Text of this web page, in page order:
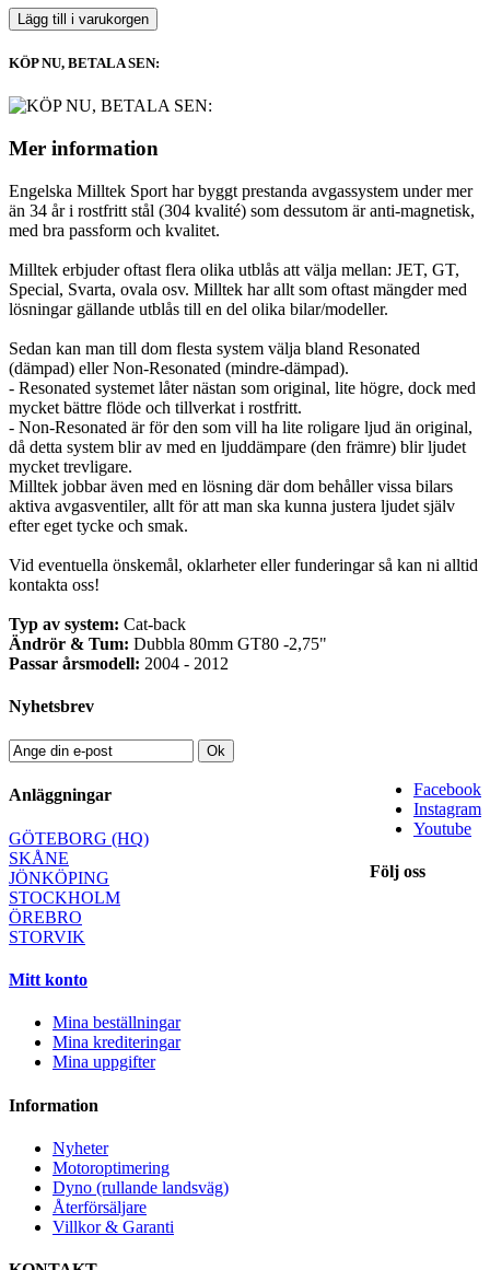
Lägg till i varukorgen
KÖP NU, BETALA SEN:
Mer information
Engelska Milltek Sport har byggt prestanda avgassystem under mer
än 34 år i rostfritt stål (304 kvalité) som dessutom är anti-magnetisk,
med bra passform och kvalitet.
Milltek erbjuder oftast flera olika utblås att välja mellan: JET, GT,
Special, Svarta, ovala osv. Milltek har allt som oftast mängder med
lösningar gällande utblås till en del olika bilar/modeller.
Sedan kan man till dom flesta system välja bland Resonated
(dämpad) eller Non-Resonated (mindre-dämpad).
- Resonated systemet låter nästan som original, lite högre, dock med
mycket bättre flöde och tillverkat i rostfritt.
- Non-Resonated är för den som vill ha lite roligare ljud än original,
då detta system blir av med en ljuddämpare (den främre) blir ljudet
mycket trevligare.
Milltek jobbar även med en lösning där dom behåller vissa bilars
aktiva avgasventiler, allt för att man ska kunna justera ljudet själv
efter eget tycke och smak.
Vid eventuella önskemål, oklarheter eller funderingar så kan ni alltid
kontakta oss!
Typ av system: Cat-back
Ändrör & Tum: Dubbla 80mm GT80 -2,75"
Passar årsmodell: 2004 - 2012
Nyhetsbrev
Ok
Facebook
Instagram
Youtube
Följ oss
Anläggningar
GÖTEBORG (HQ)
SKÅNE
JÖNKÖPING
STOCKHOLM
ÖREBRO
STORVIK
Mitt konto
Mina beställningar
Mina krediteringar
Mina uppgifter
Information
Nyheter
Motoroptimering
Dyno (rullande landsväg)
Återförsäljare
Villkor & Garanti